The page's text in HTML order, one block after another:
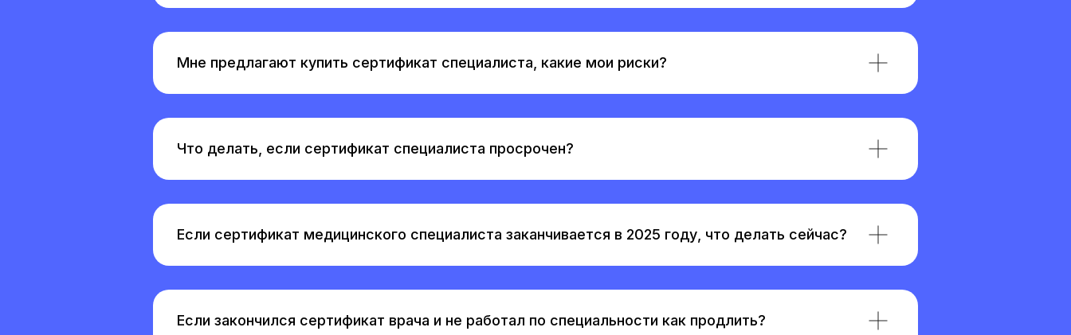
Мне предлагают купить сертификат специалиста, какие мои риски?
Что делать, если сертификат специалиста просрочен?
Если сертификат медицинского специалиста заканчивается в 2025 году, что делать сейчас?
Если закончился сертификат врача и не работал по специальности как продлить?